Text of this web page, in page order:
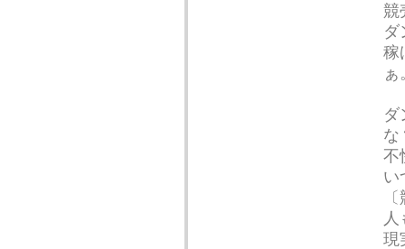
競
ダ
稼
ぁ
ダ
な
不
い
現